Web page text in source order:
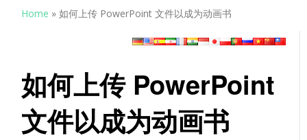
Home »如何上传 PowerPoint 文件以成为动画书
如何上传 PowerPoint
文件以成为动画书